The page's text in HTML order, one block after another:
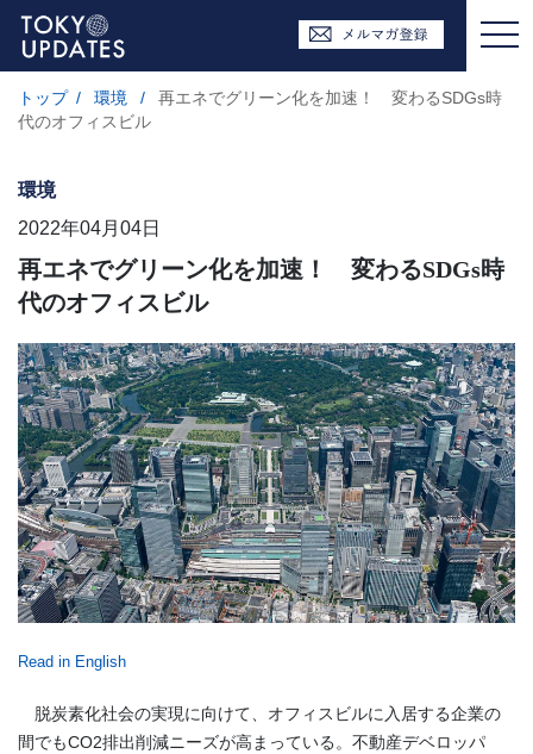
トップ / 環境 /
再エネでグリーン化を加速！ 変わるSDGs時
代のオフィスビル
環境
2022年04月04日
再エネでグリーン化を加速！ 変わるSDGs時
代のオフィスビル
Read in English
脱炭素化社会の実現に向けて、オフィスビルに入居する企業の
間でもCO2排出削減ニーズが高まっている。不動産デベロッパ